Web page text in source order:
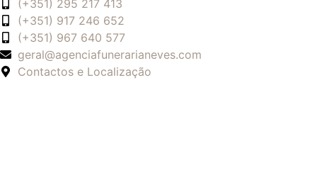
(+351) 295 217 413
(+351) 917 246 652
(+351) 967 640 577
geral@agenciafunerarianeves.com
Contactos e Localização